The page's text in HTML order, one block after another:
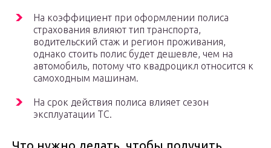
На коэффициент при оформлении полиса
страхования влияют тип транспорта,
водительский стаж и регион проживания,
однако стоить полис будет дешевле, чем на
автомобиль, потому что квадроцикл относится к
самоходным машинам.
На срок действия полиса влияет сезон
эксплуатации ТС.